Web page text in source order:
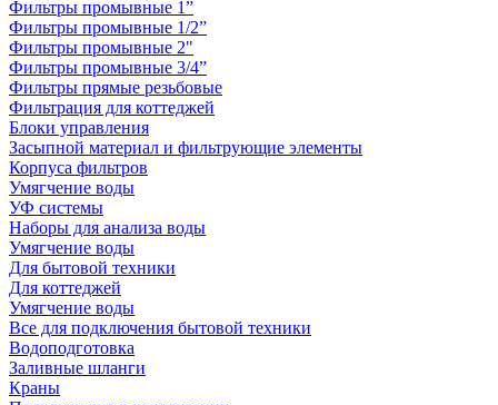
Фильтры промывные 1”
Фильтры промывные 1/2”
Фильтры промывные 2"
Фильтры промывные 3/4”
Фильтры прямые резьбовые
Фильтрация для коттеджей
Блоки управления
Засыпной материал и фильтрующие элементы
Корпуса фильтров
Умягчение воды
УФ системы
Наборы для анализа воды
Умягчение воды
Для бытовой техники
Для коттеджей
Умягчение воды
Все для подключения бытовой техники
Водоподготовка
Заливные шланги
Краны